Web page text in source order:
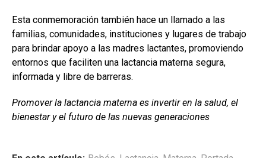
Esta conmemoración también hace un llamado a las
familias, comunidades, instituciones y lugares de trabajo
para brindar apoyo a las madres lactantes, promoviendo
entornos que faciliten una lactancia materna segura,
informada y libre de barreras.
Promover la lactancia materna es invertir en la salud, el
bienestar y el futuro de las nuevas generaciones